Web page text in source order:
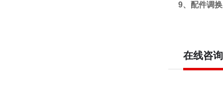
9、配件调换
在线咨询